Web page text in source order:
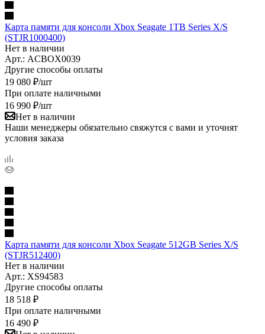
Карта памяти для консоли Xbox Seagate 1TB Series X/S
(STJR1000400)
Нет в наличии
Арт.: ACBOX0039
Другие способы оплаты
19 080 ₽/шт
При оплате наличными
16 990 ₽/шт
Нет в наличии
Наши менеджеры обязательно свяжутся с вами и уточнят
условия заказа
Карта памяти для консоли Xbox Seagate 512GB Series X/S
(STJR512400)
Нет в наличии
Арт.: XS94583
Другие способы оплаты
18 518 ₽
При оплате наличными
16 490 ₽